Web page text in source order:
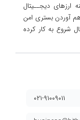
دیجــیتال
بستری امن
شروع به کار کرده
۰۲۱-۹۱۰۰۹۰۱۱